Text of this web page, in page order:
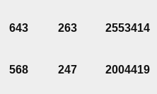
643 263 2553414
568 247 2004419